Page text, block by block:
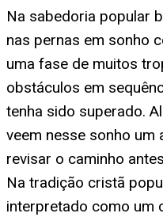
Na sabedoria popular
nas pernas em sonho
uma fase de muitos
obstáculos em
tenha sido superado.
veem nesse sonho um
revisar o caminho
Na tradição cristã
interpretado como um